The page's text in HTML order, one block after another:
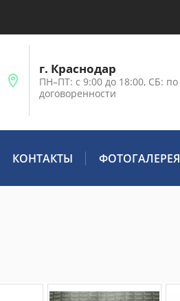
г. Краснодар
ПН–ПТ: с 9:00 до 18:00, СБ: по
договоренности
КОНТАКТЫ ФОТОГАЛЕРЕЯ